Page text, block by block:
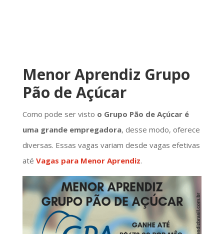
Menor Aprendiz Grupo
Pão de Açúcar
Como pode ser visto o Grupo Pão de Açúcar é
uma grande empregadora, desse modo, oferece
diversas. Essas vagas variam desde vagas efetivas
até Vagas para Menor Aprendiz.